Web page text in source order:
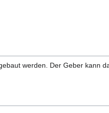
werden. Der Geber kann